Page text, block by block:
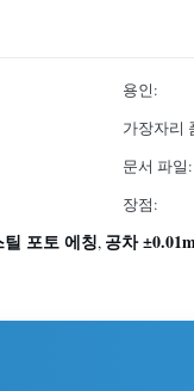
용인:
가장자리
문서 파일:
장점:
포토 에칭, 공차